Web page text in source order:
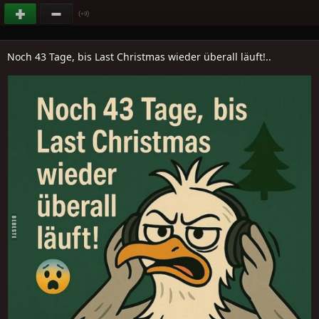
(+9)
Noch 43 Tage, bis Last Christmas wieder überall läuft!..